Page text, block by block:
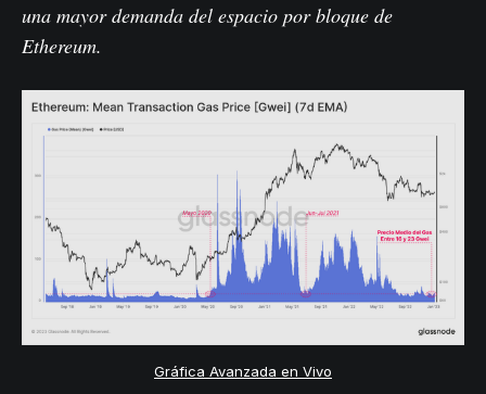
una mayor demanda del espacio por bloque de
Ethereum.
Gráfica Avanzada en Vivo